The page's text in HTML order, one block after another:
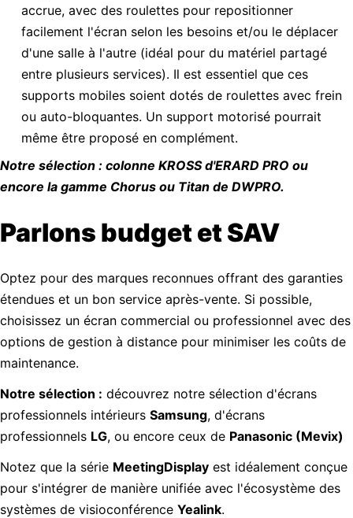
accrue, avec des roulettes pour repositionner
facilement l'écran selon les besoins et/ou le déplacer
d'une salle à l'autre (idéal pour du matériel partagé
entre plusieurs services). Il est essentiel que ces
supports mobiles soient dotés de roulettes avec frein
ou auto-bloquantes. Un support motorisé pourrait
même être proposé en complément.
Notre sélection : colonne KROSS d'ERARD PRO ou
encore la gamme Chorus ou Titan de DWPRO.
Parlons budget et SAV
Optez pour des marques reconnues offrant des garanties
étendues et un bon service après-vente. Si possible,
choisissez un écran commercial ou professionnel avec des
options de gestion à distance pour minimiser les coûts de
maintenance.
Notre sélection : découvrez notre sélection d'écrans
professionnels intérieurs Samsung, d'écrans
professionnels LG, ou encore ceux de Panasonic (Mevix)
Notez que la série MeetingDisplay est idéalement conçue
pour s'intégrer de manière unifiée avec l'écosystème des
systèmes de visioconférence Yealink.